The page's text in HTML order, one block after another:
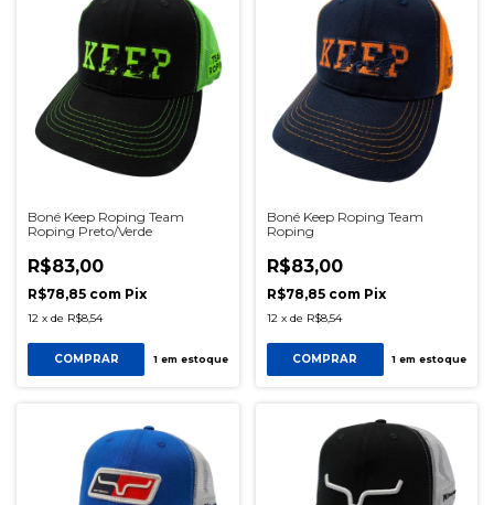
Boné Keep Roping Team
Roping Preto/Verde
R$83,00
R$78,85 com Pix
12 x de R$8,54
COMPRAR 1em estoque
Boné Keep Roping Team
Roping
R$83,00
R$78,85 com Pix
12 x de R$8,54
COMPRAR 1 em estoque